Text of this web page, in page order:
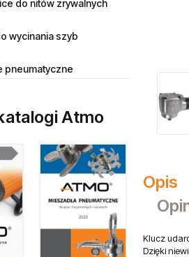
do nitów zrywalnych
wycinania szyb
pneumatyczne
pneumatyczne
klucze udarowe
udarowe 1/4"
Atmo
Opis
Klucz
Dzięki